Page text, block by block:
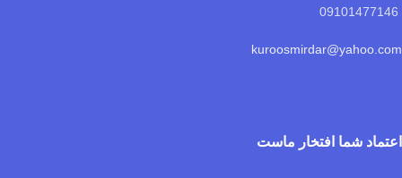
kuroosmirdar@yahoo.com
اعتماد شما افتخار ماست